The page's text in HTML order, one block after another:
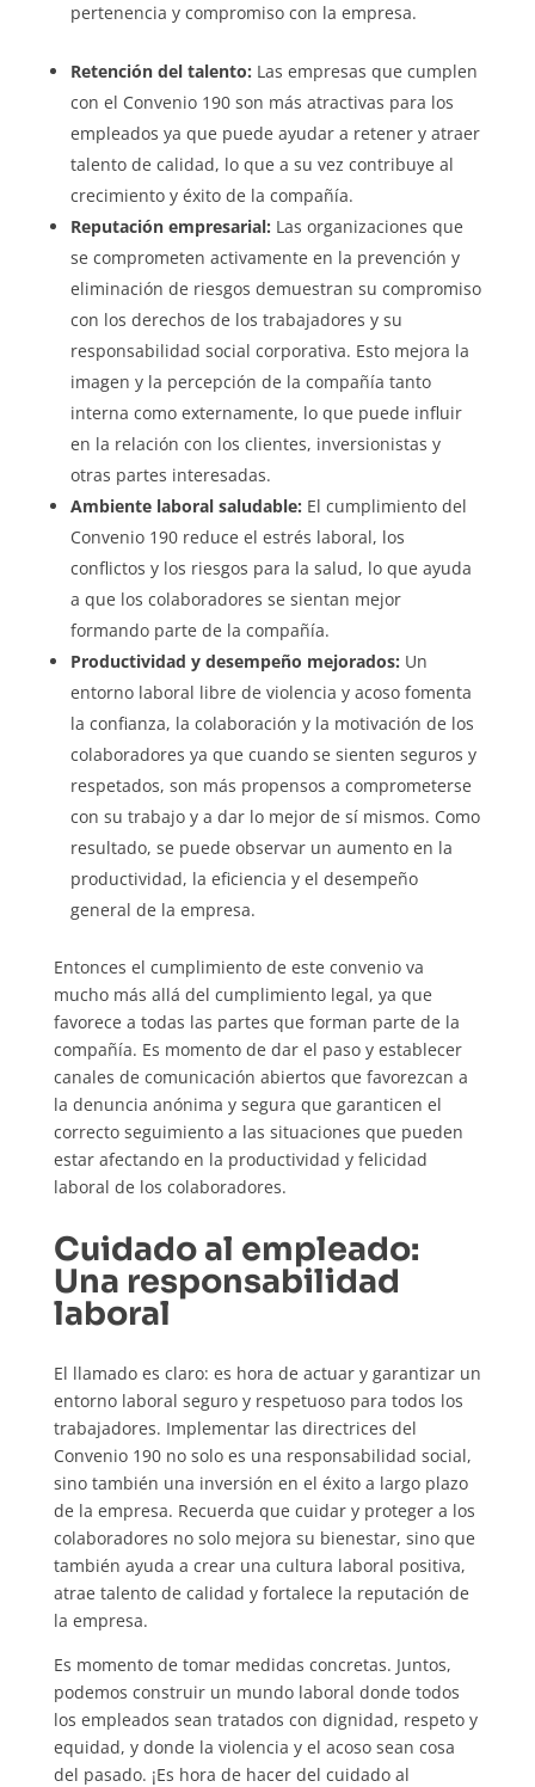
pertenencia y compromiso con la empresa.
Retención del talento: Las empresas que cumplen
con el Convenio 190 son más atractivas para los
empleados ya que puede ayudar a retener y atraer
talento de calidad, lo que a su vez contribuye al
crecimiento y éxito de la compañía.
Reputación empresarial: Las organizaciones que
se comprometen activamente en la prevención y
eliminación de riesgos demuestran su compromiso
con los derechos de los trabajadores y su
responsabilidad social corporativa. Esto mejora la
imagen y la percepción de la compañía tanto
interna como externamente, lo que puede influir
en la relación con los clientes, inversionistas y
otras partes interesadas.
Ambiente laboral saludable: El cumplimiento del
Convenio 190 reduce el estrés laboral, los
conflictos y los riesgos para la salud, lo que ayuda
a que los colaboradores se sientan mejor
formando parte de la compañía.
Productividad y desempeño mejorados: Un
entorno laboral libre de violencia y acoso fomenta
la confianza, la colaboración y la motivación de los
colaboradores ya que cuando se sienten seguros y
respetados, son más propensos a comprometerse
con su trabajo y a dar lo mejor de sí mismos. Como
resultado, se puede observar un aumento en la
productividad, la eficiencia y el desempeño
general de la empresa.
Entonces el cumplimiento de este convenio va
mucho más allá del cumplimiento legal, ya que
favorece a todas las partes que forman parte de la
compañía. Es momento de dar el paso y establecer
canales de comunicación abiertos que favorezcan a
la denuncia anónima y segura que garanticen el
correcto seguimiento a las situaciones que pueden
estar afectando en la productividad y felicidad
laboral de los colaboradores.
Cuidado al empleado:
Una responsabilidad
laboral
El llamado es claro: es hora de actuar y garantizar un
entorno laboral seguro y respetuoso para todos los
trabajadores. Implementar las directrices del
Convenio 190 no solo es una responsabilidad social,
sino también una inversión en el éxito a largo plazo
de la empresa. Recuerda que cuidar y proteger a los
colaboradores no solo mejora su bienestar, sino que
también ayuda a crear una cultura laboral positiva,
atrae talento de calidad y fortalece la reputación de
la empresa.
Es momento de tomar medidas concretas. Juntos,
podemos construir un mundo laboral donde todos
los empleados sean tratados con dignidad, respeto y
equidad, y donde la violencia y el acoso sean cosa
del pasado. ¡Es hora de hacer del cuidado al